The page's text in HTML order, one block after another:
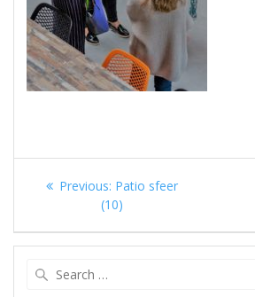
Berichtnavigatie
Previous: Previous
post:
Patio sfeer
(10)